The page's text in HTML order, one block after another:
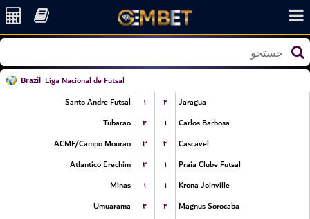
Brazil Liga Nacional de Futsal
Santo Andre Futsal
۱ ۲
Jaragua
Tubarao
۲ ۱
Carlos Barbosa
ACMF/Campo Mourao
۳ ۳
Cascavel
Atlantico Erechim
۲ ۱
Praia Clube Futsal
Minas
۱ ۱
Krona Joinville
Umuarama
۲ ۲
Magnus Sorocaba